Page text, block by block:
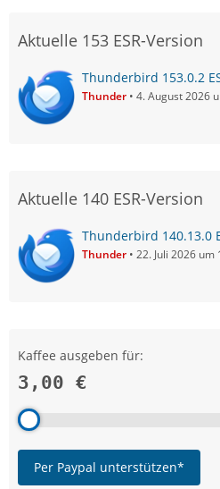
Aktuelle 153 ESR-Version
Thunderbird 153.0.2
Thunder 4. August 2026
Aktuelle 140 ESR-Version
Thunderbird 140.13.0
Thunder 22. Juli 2026 um
Kaffee ausgeben für:
3,00 €
Per Paypal unterstützen*